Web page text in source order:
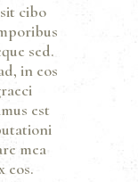
cibo
sed.
in eos
est
mea
eos.